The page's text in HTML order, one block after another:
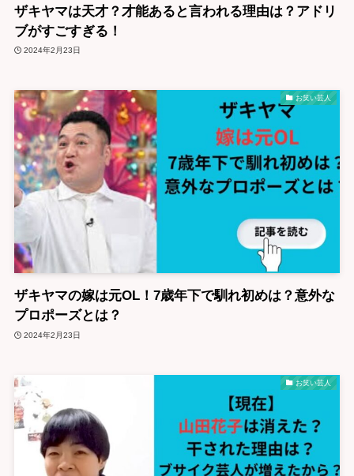
ザキヤマは天才？才能あると言われる理由は？アドリ
ブがすごすぎる！
2024年2月23日
お笑い芸人
ザキヤマの嫁は元OL！7歳年下で馴れ初めは？意外な
プロポーズとは？
2024年2月23日
お笑い芸人